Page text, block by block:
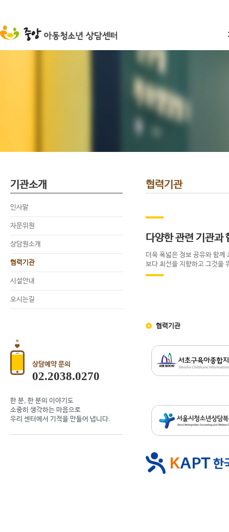
기관소개
인사말
자문위원
상담원소개
협력기관
시설안내
오시는길
상담예약 문의
02.2038.0270
한 분, 한 분의 이야기도
소중히 생각하는 마음으로
우리 센터에서 기적을 만들어 냅니다.
협력기관
다양한 관련 기관과
더욱 폭넓은 정보 공유와 함께
보다 최선을 지향하고 그것을
협력기관